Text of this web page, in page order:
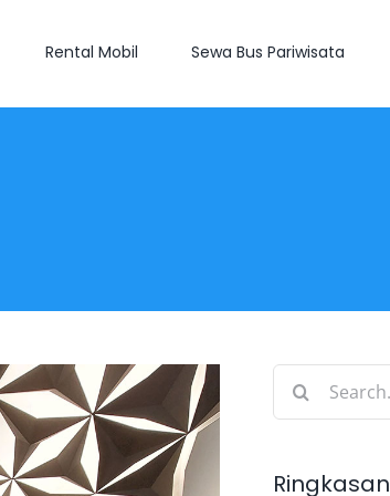
Rental Mobil Sewa Bus Pariwisata
Search
Ringkasan